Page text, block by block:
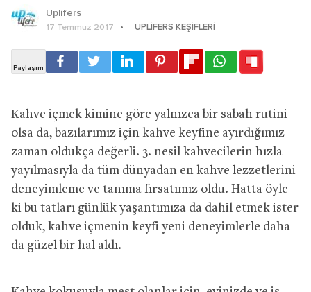
Uplifers
17 Temmuz 2017 UPLIFERS KEŞIFLERI
Kahve içmek kimine göre yalnızca bir sabah rutini
olsa da, bazılarımız için kahve keyfine ayırdığımız
zaman oldukça değerli. 3. nesil kahvecilerin hızla
yayılmasıyla da tüm dünyadan en kahve lezzetlerini
deneyimleme ve tanıma fırsatımız oldu. Hatta öyle
ki bu tatları günlük yaşantımıza da dahil etmek ister
olduk, kahve içmenin keyfi yeni deneyimlerle daha
da güzel bir hal aldı.